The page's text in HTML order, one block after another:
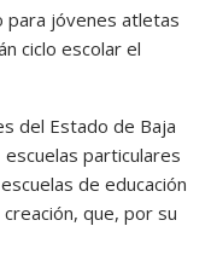
para jóvenes atletas
ciclo escolar el
del Estado de Baja
escuelas particulares
de educación
que, por su